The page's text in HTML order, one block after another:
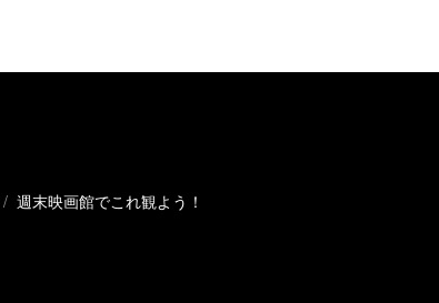
週末映画館でこれ観よう！